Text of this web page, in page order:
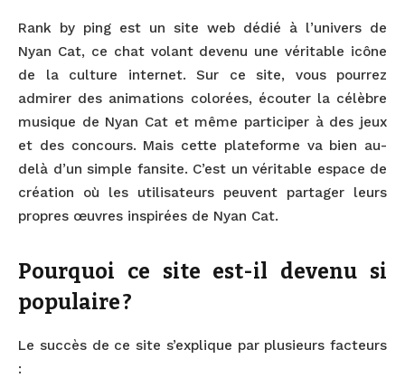
Rank by ping est un site web dédié à l’univers de
Nyan Cat, ce chat volant devenu une véritable icône
de la culture internet. Sur ce site, vous pourrez
admirer des animations colorées, écouter la célèbre
musique de Nyan Cat et même participer à des jeux
et des concours. Mais cette plateforme va bien au-
delà d’un simple fansite. C’est un véritable espace de
création où les utilisateurs peuvent partager leurs
propres œuvres inspirées de Nyan Cat.
Pourquoi ce site est-il devenu si
populaire ?
Le succès de ce site s’explique par plusieurs facteurs
: